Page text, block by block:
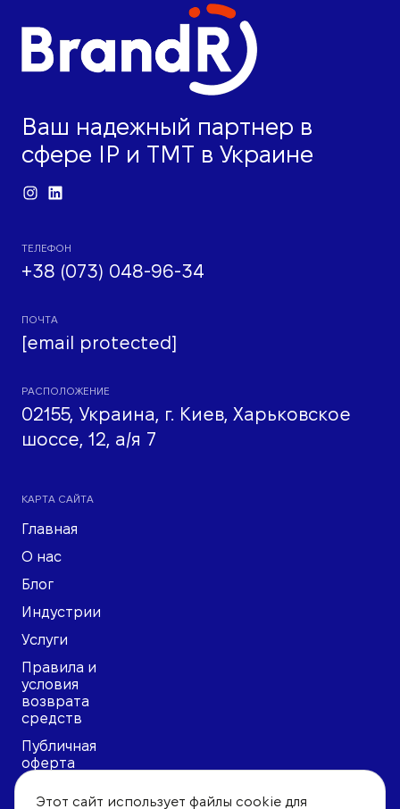
Ваш надежный партнер в
сфере IP и ТМТ в Украине
ТЕЛЕФОН
+38 (073) 048-96-34
ПОЧТА
[email protected]
РАСПОЛОЖЕНИЕ
02155, Украина, г. Киев, Харьковское
шоссе, 12, а/я 7
КАРТА САЙТА
Главная
О нас
Блог
Индустрии
Услуги
Правила и
условия
возврата
средств
Публичная
оферта
Этот сайт использует файлы cookie для